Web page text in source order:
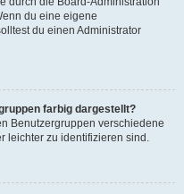
du eine eigene
du einen Administrator
farbig dargestellt?
Benutzergruppen verschiedene
leichter zu identifizieren sind.